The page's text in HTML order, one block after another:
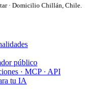
· Domicilio Chillán, Chile.
público
· MCP · API
tu IA